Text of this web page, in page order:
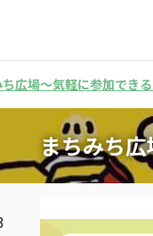
ち広場～気軽に参加でき
まちみち